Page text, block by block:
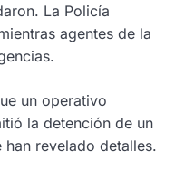
La Policía
agentes de la
un operativo
la detención de un
revelado detalles.